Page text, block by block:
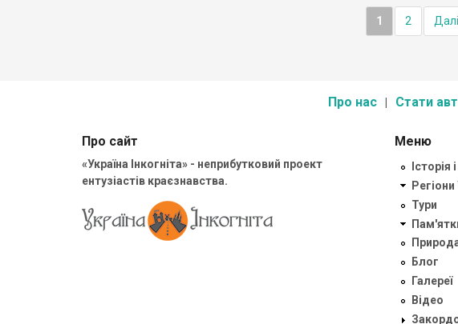
українська церква, зведена у лемківському стилі. Перша
документальна згадка про Репедь датується 1526 роком. Не
1 2
Про нас Стати
Про сайт
«Україна Інкогніта» - неприбутковий проект
ентузіастів краєзнавства.
Меню
Історія
Регіони
Тури
Блог
Галереї
Відео